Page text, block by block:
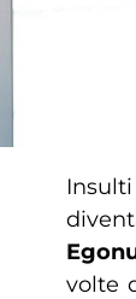
volte